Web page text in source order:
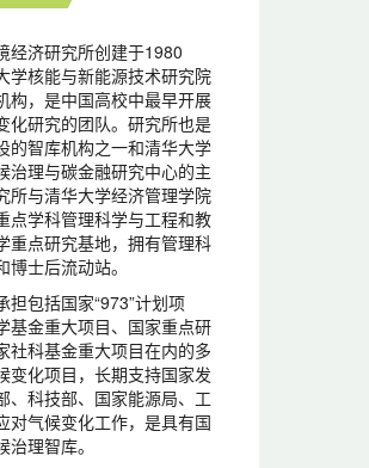
经济研究所创建于1980
学核能与新能源技术研究院
构，是中国高校中最早开展
化研究的团队。研究所也是
的智库机构之一和清华大学
治理与碳金融研究中心的主
所与清华大学经济管理学院
点学科管理科学与工程和教
重点研究基地，拥有管理科
士后流动站。
担包括国家“973”计划项
基金重大项目、国家重点研
社科基金重大项目在内的多
变化项目，长期支持国家发
、科技部、国家能源局、工
对气候变化工作，是具有国
理智库。